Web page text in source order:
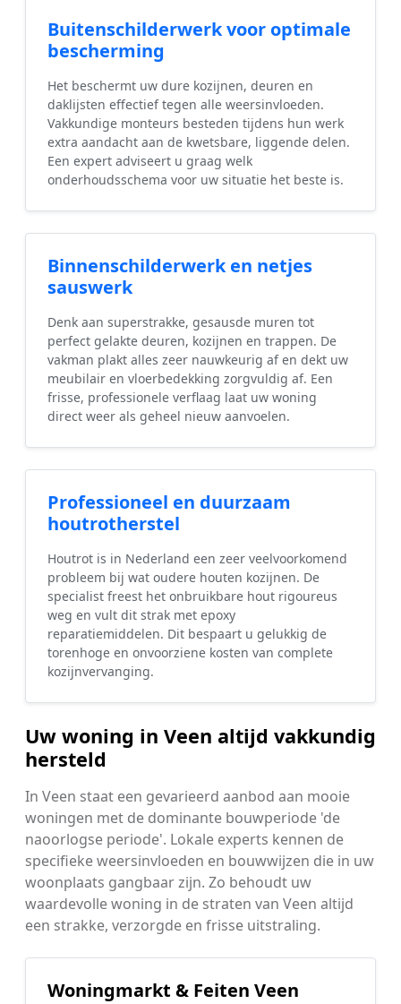
Buitenschilderwerk voor optimale
bescherming
Het beschermt uw dure kozijnen, deuren en
daklijsten effectief tegen alle weersinvloeden.
Vakkundige monteurs besteden tijdens hun werk
extra aandacht aan de kwetsbare, liggende delen.
Een expert adviseert u graag welk
onderhoudsschema voor uw situatie het beste is.
Binnenschilderwerk en netjes
sauswerk
Denk aan superstrakke, gesausde muren tot
perfect gelakte deuren, kozijnen en trappen. De
vakman plakt alles zeer nauwkeurig af en dekt uw
meubilair en vloerbedekking zorgvuldig af. Een
frisse, professionele verflaag laat uw woning
direct weer als geheel nieuw aanvoelen.
Professioneel en duurzaam
houtrotherstel
Houtrot is in Nederland een zeer veelvoorkomend
probleem bij wat oudere houten kozijnen. De
specialist freest het onbruikbare hout rigoureus
weg en vult dit strak met epoxy
reparatiemiddelen. Dit bespaart u gelukkig de
torenhoge en onvoorziene kosten van complete
kozijnvervanging.
Uw woning in Veen altijd vakkundig
hersteld
In Veen staat een gevarieerd aanbod aan mooie
woningen met de dominante bouwperiode 'de
naoorlogse periode'. Lokale experts kennen de
specifieke weersinvloeden en bouwwijzen die in uw
woonplaats gangbaar zijn. Zo behoudt uw
waardevolle woning in de straten van Veen altijd
een strakke, verzorgde en frisse uitstraling.
Woningmarkt & Feiten Veen